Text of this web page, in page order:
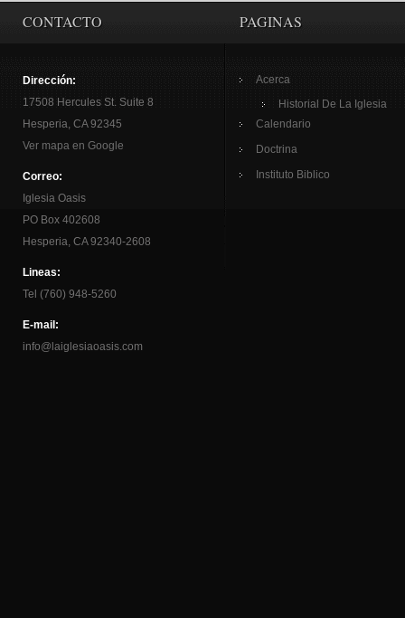
CONTACTO
Dirección:
17508 Hercules St. Suite 8
Hesperia, CA 92345
Ver mapa en Google
Correo:
Iglesia Oasis
PO Box 402608
Hesperia, CA 92340-2608
Lineas:
Tel (760) 948-5260
E-mail:
info@laiglesiaoasis.com
PAGINAS
Acerca
Historial De La Iglesia
Calendario
Doctrina
Instituto Biblico